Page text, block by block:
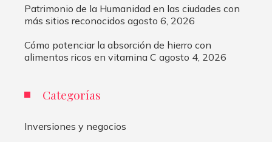
Patrimonio de la Humanidad en las ciudades con
más sitios reconocidos agosto 6, 2026
Cómo potenciar la absorción de hierro con
alimentos ricos en vitamina C agosto 4, 2026
Categorías
Inversiones y negocios